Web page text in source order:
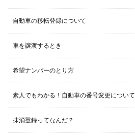
自動車の移転登録について
車を譲渡するとき
希望ナンバーのとり方
素人でもわかる！自動車の番号変更について
抹消登録ってなんだ？